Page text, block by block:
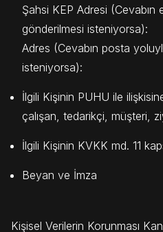
Şahsi KEP Adresi (Cevabın
gönderilmesi isteniyorsa):
Adres (Cevabın posta
isteniyorsa):
İlgili Kişinin PUHU ile
çalışan, tedarikçi, müşteri,
İlgili Kişinin KVKK md. 11
Beyan ve İmza
Kişisel Verilerin Korunması